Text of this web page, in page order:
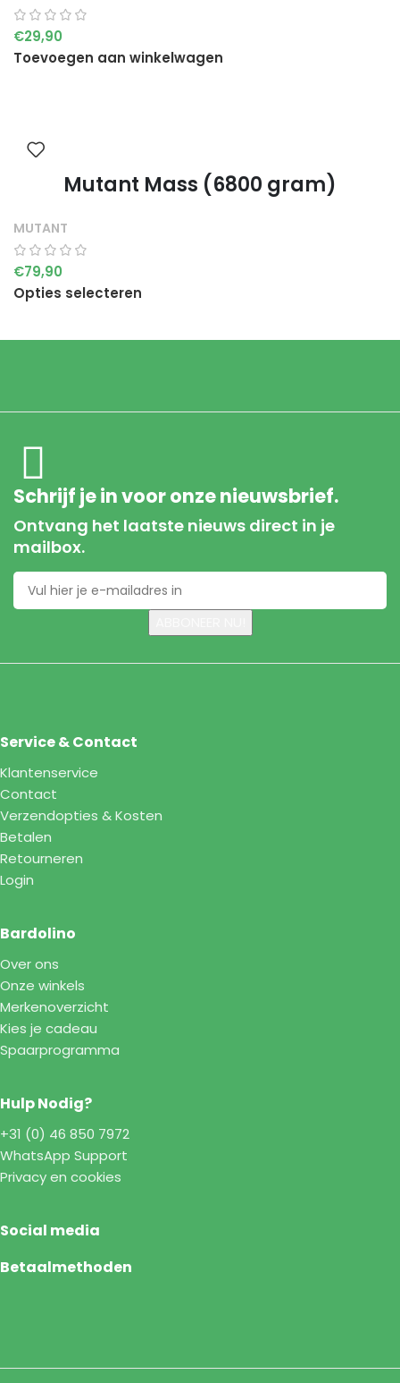
€29,90
Toevoegen aan winkelwagen
Mutant Mass (6800 gram)
MUTANT
€79,90
Opties selecteren
Schrijf je in voor onze nieuwsbrief.
Ontvang het laatste nieuws direct in je
mailbox.
Service & Contact
Klantenservice
Contact
Verzendopties & Kosten
Betalen
Retourneren
Login
Bardolino
Over ons
Onze winkels
Merkenoverzicht
Kies je cadeau
Spaarprogramma
Hulp Nodig?
+31 (0) 46 850 7972
WhatsApp Support
Privacy en cookies
Social media
Betaalmethoden